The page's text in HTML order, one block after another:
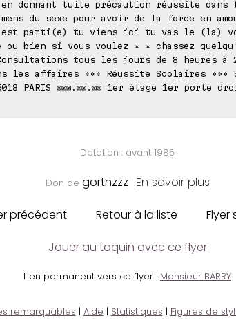
en donnant tuite précaution réussite dans
du sexe pour avoir de la force en
est parti(e) tu viens ici tu vas le (la)
ou bien si vous voulez * * chassez
tous les jours de 8 heures à
les affaires ««« Réussite Scolaires »»»
75018 PARIS ⊠⊠⊠.⊠⊠.⊠⊠ 1er étage 1er porte
Datation : avant 1985
Don de gorthzzz | En savoir plus
précédent Retour à la liste Flyer
Jouer au taquin avec ce flyer
Lien permanent vers ce flyer : Monsieur BARRY
remarquables | Aide | Statistiques | Figures de